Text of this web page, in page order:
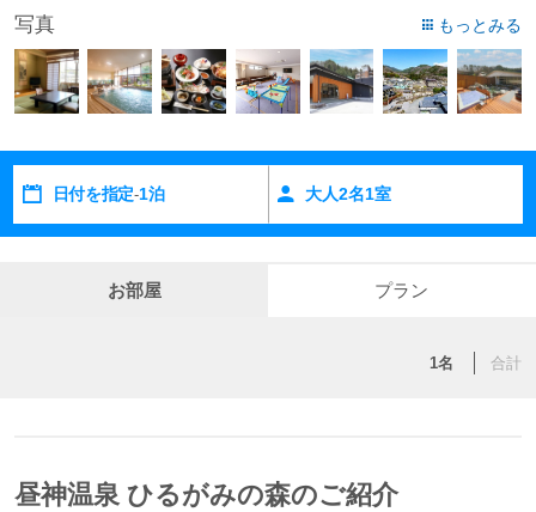
写真 もっとみる
日付を指定-1泊 大人2名1室
お部屋 プラン
1名 合計
昼神温泉 ひるがみの森のご紹介